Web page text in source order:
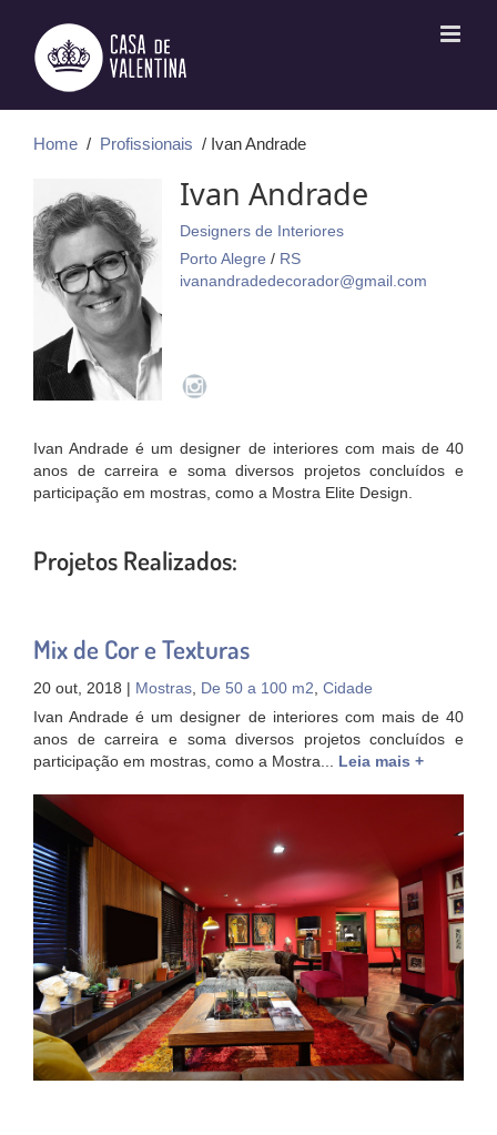
conteúdo
Home / Profissionais / Ivan Andrade
Ivan Andrade
Designers de Interiores
Porto Alegre / RS
ivanandradedecorador@gmail.com
Ivan Andrade é um designer de interiores com mais de 40
anos de carreira e soma diversos projetos concluídos e
participação em mostras, como a Mostra Elite Design.
Projetos Realizados:
Mix de Cor e Texturas
20 out, 2018 | Mostras, De 50 a 100 m2, Cidade
Ivan Andrade é um designer de interiores com mais de 40
anos de carreira e soma diversos projetos concluídos e
participação em mostras, como a Mostra... Leia mais +